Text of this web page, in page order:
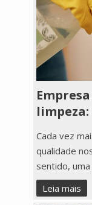
Cada vez
qualidade
sentido, uma
Leia mais